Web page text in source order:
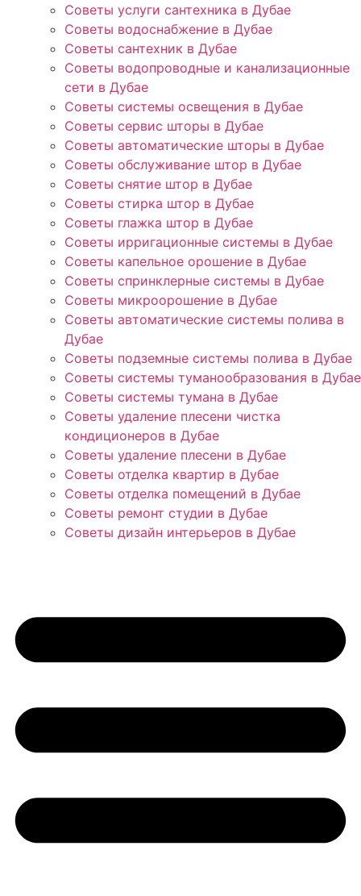
Советы услуги сантехника в Дубае
Советы водоснабжение в Дубае
Советы сантехник в Дубае
Советы водопроводные и канализационные
сети в Дубае
Советы системы освещения в Дубае
Советы сервис шторы в Дубае
Советы автоматические шторы в Дубае
Советы обслуживание штор в Дубае
Советы снятие штор в Дубае
Советы стирка штор в Дубае
Советы глажка штор в Дубае
Советы ирригационные системы в Дубае
Советы капельное орошение в Дубае
Советы спринклерные системы в Дубае
Советы микроорошение в Дубае
Советы автоматические системы полива в
Дубае
Советы подземные системы полива в Дубае
Советы системы туманообразования в Дубае
Советы системы тумана в Дубае
Советы удаление плесени чистка
кондиционеров в Дубае
Советы удаление плесени в Дубае
Советы отделка квартир в Дубае
Советы отделка помещений в Дубае
Советы ремонт студии в Дубае
Советы дизайн интерьеров в Дубае